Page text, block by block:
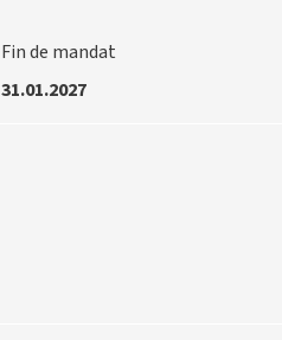
Fin de mandat
31.01.2027